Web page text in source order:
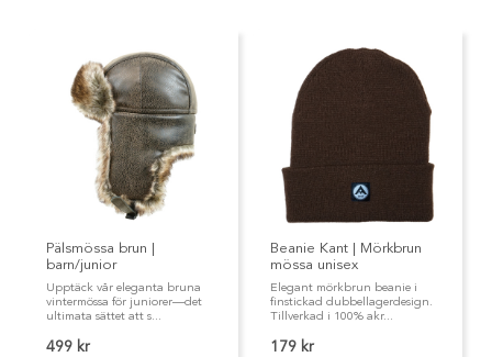
Pälsmössa brun |
barn/junior
Upptäck vår eleganta bruna
vintermössa för juniorer—det
ultimata sättet att s...
499 kr
Beanie Kant | Mörkbrun
mössa unisex
Elegant mörkbrun beanie i
finstickad dubbellagerdesign.
Tillverkad i 100% akr...
179 kr